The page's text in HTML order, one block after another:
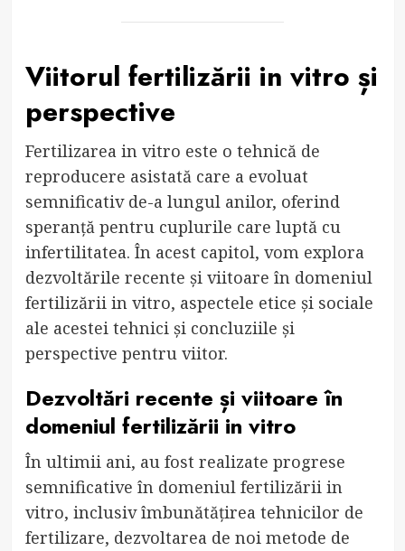
Viitorul fertilizării in vitro și
perspective
Fertilizarea in vitro este o tehnică de
reproducere asistată care a evoluat
semnificativ de-a lungul anilor, oferind
speranță pentru cuplurile care luptă cu
infertilitatea. În acest capitol, vom explora
dezvoltările recente și viitoare în domeniul
fertilizării in vitro, aspectele etice și sociale
ale acestei tehnici și concluziile și
perspective pentru viitor.
Dezvoltări recente și viitoare în
domeniul fertilizării in vitro
În ultimii ani, au fost realizate progrese
semnificative în domeniul fertilizării in
vitro, inclusiv îmbunătățirea tehnicilor de
fertilizare, dezvoltarea de noi metode de